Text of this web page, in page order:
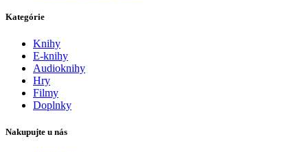
Kategórie
Knihy
E-knihy
Audioknihy
Hry
Filmy
Doplnky
Nakupujte u nás